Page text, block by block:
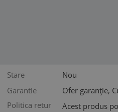
Stare
Nou
Garantie
Ofer garanție,
Politica retur
Acest produs